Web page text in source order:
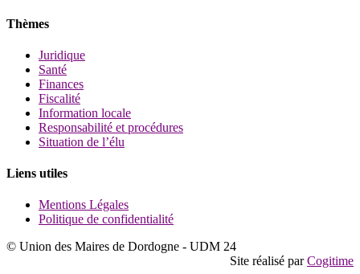
Thèmes
Juridique
Santé
Finances
Fiscalité
Information locale
Responsabilité et procédures
Situation de l’élu
Liens utiles
Mentions Légales
Politique de confidentialité
© Union des Maires de Dordogne - UDM 24
Site réalisé parCogitime